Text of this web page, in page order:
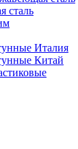
сталь
Италия
Китай